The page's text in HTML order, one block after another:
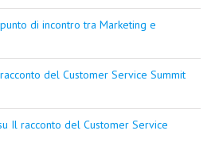
di incontro tra Marketing e
del Customer Service Summit
Il racconto del Customer Service